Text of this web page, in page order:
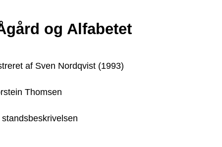
og Alfabetet
af Sven Nordqvist (1993)
Thomsen